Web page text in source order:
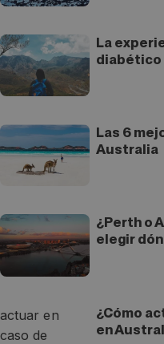
La
diabético
Las 6
Australia
¿Perth o
elegir
¿Cómo
en